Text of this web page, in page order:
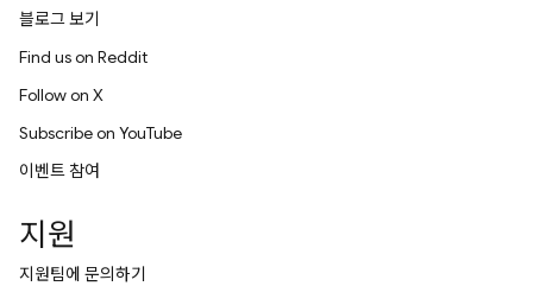
블로그 보기
Find us on Reddit
Follow on X
Subscribe on YouTube
이벤트 참여
지원
지원팀에 문의하기